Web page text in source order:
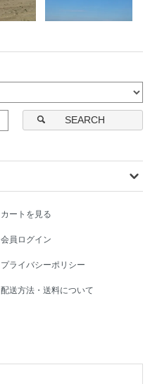
SEARCH
カートを見る
会員ログイン
プライバシーポリシー
配送方法・送料について